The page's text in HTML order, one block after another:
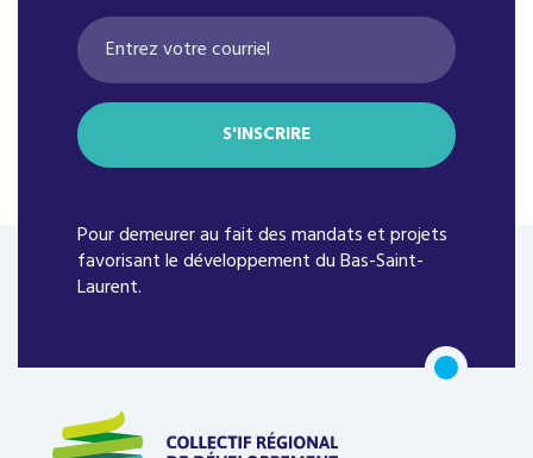
Pour demeurer au fait des mandats et projets
favorisant le développement du Bas-Saint-
Laurent.